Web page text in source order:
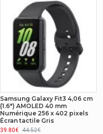
-20 - 55 °C
Galaxy Watch Ultra
Samsung Galaxy Fit3 4,06 cm
(1.6") AMOLED 40 mm
Numérique 256 x 402 pixels
Écran tactile Gris
39.80€ 44.52€